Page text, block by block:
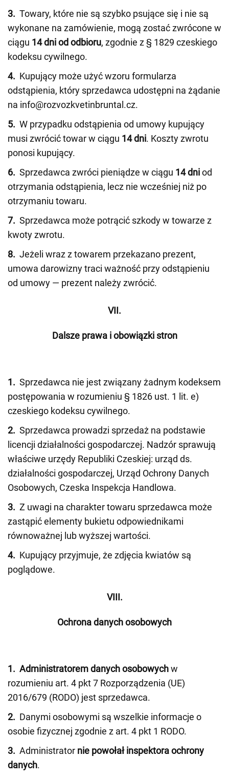
3. Towary, które nie są szybko psujące się i nie są
wykonane na zamówienie, mogą zostać zwrócone w
ciągu 14 dni od odbioru, zgodnie z § 1829 czeskiego
kodeksu cywilnego.
4. Kupujący może użyć wzoru formularza
odstąpienia, który sprzedawca udostępni na żądanie
na info@rozvozkvetinbruntal.cz.
5. W przypadku odstąpienia od umowy kupujący
musi zwrócić towar w ciągu 14 dni. Koszty zwrotu
ponosi kupujący.
6. Sprzedawca zwróci pieniądze w ciągu 14 dniod
otrzymania odstąpienia, lecz nie wcześniej niż po
otrzymaniu towaru.
7. Sprzedawca może potrącić szkody w towarze z
kwoty zwrotu.
8. Jeżeli wraz z towarem przekazano prezent,
umowa darowizny traci ważność przy odstąpieniu
od umowy — prezent należy zwrócić.
VII.
Dalsze prawa i obowiązki stron
1. Sprzedawca nie jest związany żadnym kodeksem
postępowania w rozumieniu § 1826 ust. 1 lit. e)
czeskiego kodeksu cywilnego.
2. Sprzedawca prowadzi sprzedaż na podstawie
licencji działalności gospodarczej. Nadzór sprawują
właściwe urzędy Republiki Czeskiej: urząd ds.
działalności gospodarczej, Urząd Ochrony Danych
Osobowych, Czeska Inspekcja Handlowa.
3. Z uwagi na charakter towaru sprzedawca może
zastąpić elementy bukietu odpowiednikami
równoważnej lub wyższej wartości.
4. Kupujący przyjmuje, że zdjęcia kwiatów są
poglądowe.
VIII.
Ochrona danych osobowych
1. Administratorem danych osobowychw
rozumieniu art. 4 pkt 7 Rozporządzenia (UE)
2016/679 (RODO) jest sprzedawca.
2. Danymi osobowymi są wszelkie informacje o
osobie fizycznej zgodnie z art. 4 pkt 1 RODO.
3. Administrator nie powołał inspektora ochrony
danych.